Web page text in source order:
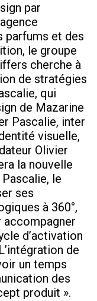
par
parfums et des
le groupe
cherche à
de stratégies
qui
de Mazarine
Pascalie, inter
visuelle,
Olivier
la nouvelle
le
ses
à 360°,
accompagner
d’activation
de
un temps
des
produit ».